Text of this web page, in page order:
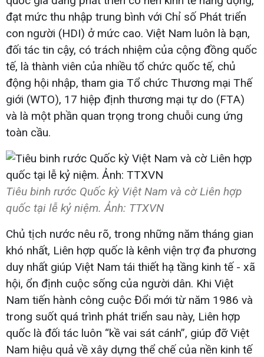
đạt mức thu nhập trung bình với Chỉ số Phát triển
con người (HDI) ở mức cao. Việt Nam luôn là bạn,
đối tác tin cậy, có trách nhiệm của cộng đồng quốc
tế, là thành viên của nhiều tổ chức quốc tế, chủ
động hội nhập, tham gia Tổ chức Thương mại Thế
giới (WTO), 17 hiệp định thương mại tự do (FTA)
và là một phần quan trọng trong chuỗi cung ứng
toàn cầu.
Tiêu binh rước Quốc kỳ Việt Nam và cờ Liên hợp
quốc tại lễ kỷ niệm. Ảnh: TTXVN
Chủ tịch nước nêu rõ, trong những năm tháng gian
khó nhất, Liên hợp quốc là kênh viện trợ đa phương
duy nhất giúp Việt Nam tái thiết hạ tầng kinh tế - xã
hội, ổn định cuộc sống của người dân. Khi Việt
Nam tiến hành công cuộc Đổi mới từ năm 1986 và
trong suốt quá trình phát triển sau này, Liên hợp
quốc là đối tác luôn “kề vai sát cánh”, giúp đỡ Việt
Nam hiệu quả về xây dựng thể chế của nền kinh tế